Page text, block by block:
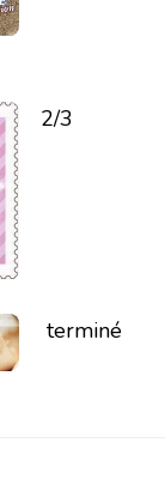
2/3
terminé